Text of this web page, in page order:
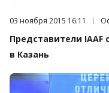
Дата публикации:
03 ноября 2015 16:11
Представители
в Казань